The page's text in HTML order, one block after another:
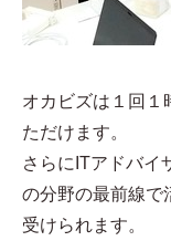
オカビズは１回１
ただけます。
さらにITアドバイ
の分野の最前線で
受けられます。